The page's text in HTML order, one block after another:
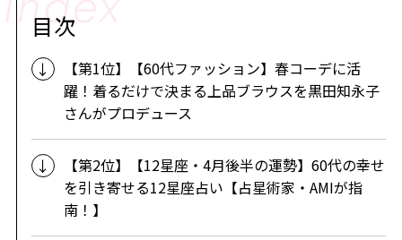
目次
【第1位】【60代ファッション】春コーデに活
躍！着るだけで決まる上品ブラウスを黒田知永子
さんがプロデュース
【第2位】【12星座・4月後半の運勢】60代の幸せ
を引き寄せる12星座占い【占星術家・AMIが指
南！】